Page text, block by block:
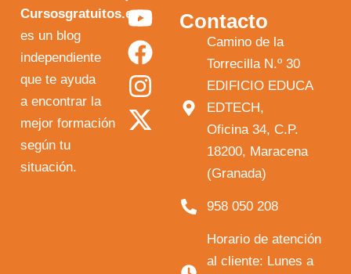
Cursosgratuitos.es
es un blog
independiente
que te ayuda
a encontrar la
mejor formación
según tu
situación.
Y
o
u
t
u
F
a
c
e
b
I
n
s
t
a
X
-
t
w
i
Contacto
Camino de la
Torrecilla N.º 30
EDIFICIO EDUCA
EDTECH,
Oficina 34, C.P.
18200, Maracena
(Granada)
958 050 208
Horario de atención
al cliente: Lunes a